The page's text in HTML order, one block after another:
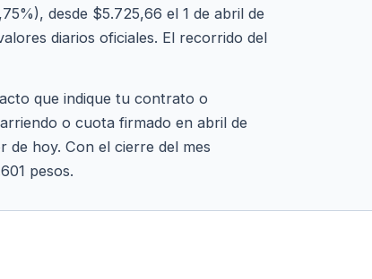
desde $5.725,66 el 1 de abril de
diarios oficiales. El recorrido del
que indique tu contrato o
o cuota firmado en abril de
de hoy. Con el cierre del mes
pesos.